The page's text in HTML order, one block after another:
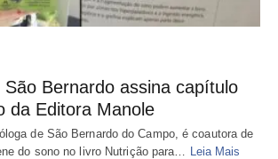
São Bernardo assina capítulo
da Editora Manole
de São Bernardo do Campo, é coautora de
do sono no livro Nutrição para… Leia Mais